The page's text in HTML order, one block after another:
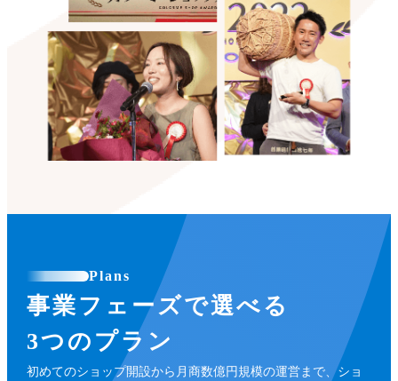
Plans
事業フェーズで選べる
3つのプラン
初めてのショップ開設から月商数億円規模の運営まで、ショ